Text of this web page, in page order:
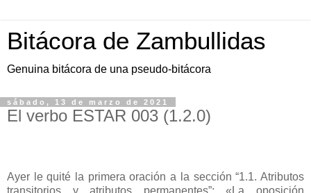
Bitácora de Zambullidas
Genuina bitácora de una pseudo-bitácora
sábado, 13 de marzo de 2021
El verbo ESTAR 003 (1.2.0)
Ayer le quité la primera oración a la sección “1.1. Atributos
transitorios y atributos permanentes”: «La oposición